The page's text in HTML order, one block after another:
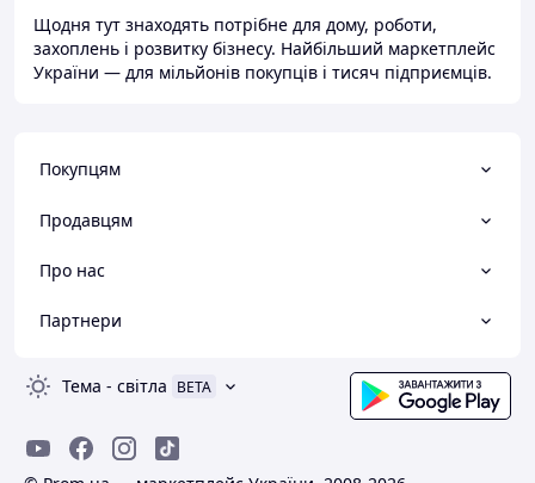
Щодня тут знаходять потрібне для дому, роботи,
захоплень і розвитку бізнесу. Найбільший маркетплейс
України — для мільйонів покупців і тисяч підприємців.
Покупцям
Продавцям
Про нас
Партнери
Тема - світла BETA